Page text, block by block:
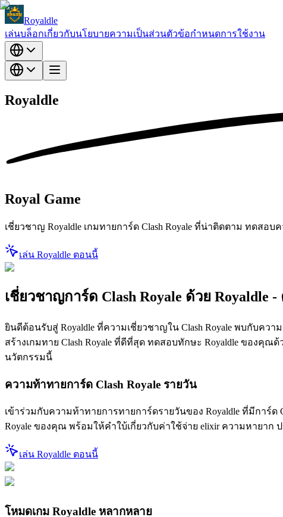
Royaldle
เล่นบล็อกเกี่ยวกับนโยบายความเป็นส่วนตัวข้อกำหนดการใช้งาน
Royaldle
Royal Game
เชี่ยวชาญ Royaldle เกมทายการ์ด Clash Royale ที่น่าติดตาม ทด
เล่น Royaldle ตอนนี้
เชี่ยวชาญการ์ด Clash Royale ด้วย Royaldle
ยินดีต้อนรับสู่ Royaldle ที่ความเชี่ยวชาญใน Clash Royale พบกับค
สร้างเกมทาย Clash Royale ที่ดีที่สุด ทดสอบทักษะ Royaldle ของคุ
นวัตกรรมนี้
ความท้าทายการ์ด Clash Royale รายวัน
เข้าร่วมกับความท้าทายการทายการ์ดรายวันของ Royaldle ที่มีการ์
Royale ของคุณ พร้อมให้คำใบ้เกี่ยวกับค่าใช้จ่าย elixir ความหาย
เล่น Royaldle ตอนนี้
โหมดเกม Royaldle หลากหลาย